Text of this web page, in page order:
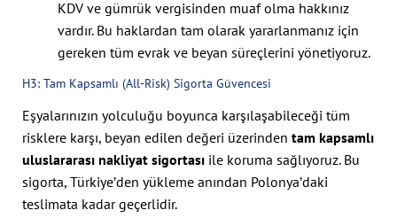
KDV ve gümrük vergisinden muaf olma hakkınız
vardır. Bu haklardan tam olarak yararlanmanız için
gereken tüm evrak ve beyan süreçlerini yönetiyoruz.
H3: Tam Kapsamlı (All-Risk) Sigorta Güvencesi
Eşyalarınızın yolculuğu boyunca karşılaşabileceği tüm
risklere karşı, beyan edilen değeri üzerinden tam kapsamlı
uluslararası nakliyat sigortası ile koruma sağlıyoruz. Bu
sigorta, Türkiye’den yükleme anından Polonya’daki
teslimata kadar geçerlidir.